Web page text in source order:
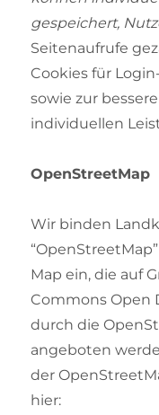
gespeichert,
Seitenaufrufe
Cookies für
sowie zur
individuellen
OpenStreetMap
Wir binden
Map ein, die auf
Commons Open
durch die
angeboten
der
hier: